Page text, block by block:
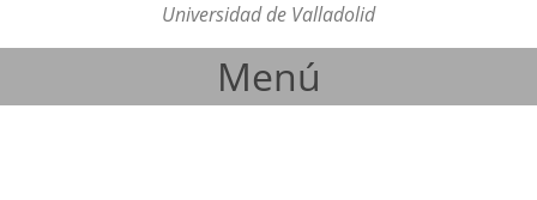
Universidad de Valladolid
Menú